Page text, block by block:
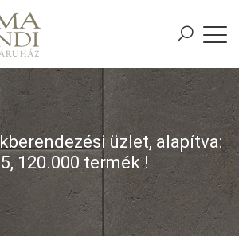
üzlet, alapítva:
120.000 termék !